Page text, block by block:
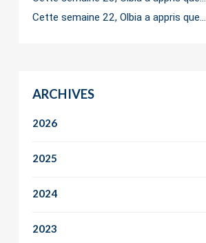
Cette semaine 22, Olbia a appris que…
ARCHIVES
2026
2025
2024
2023